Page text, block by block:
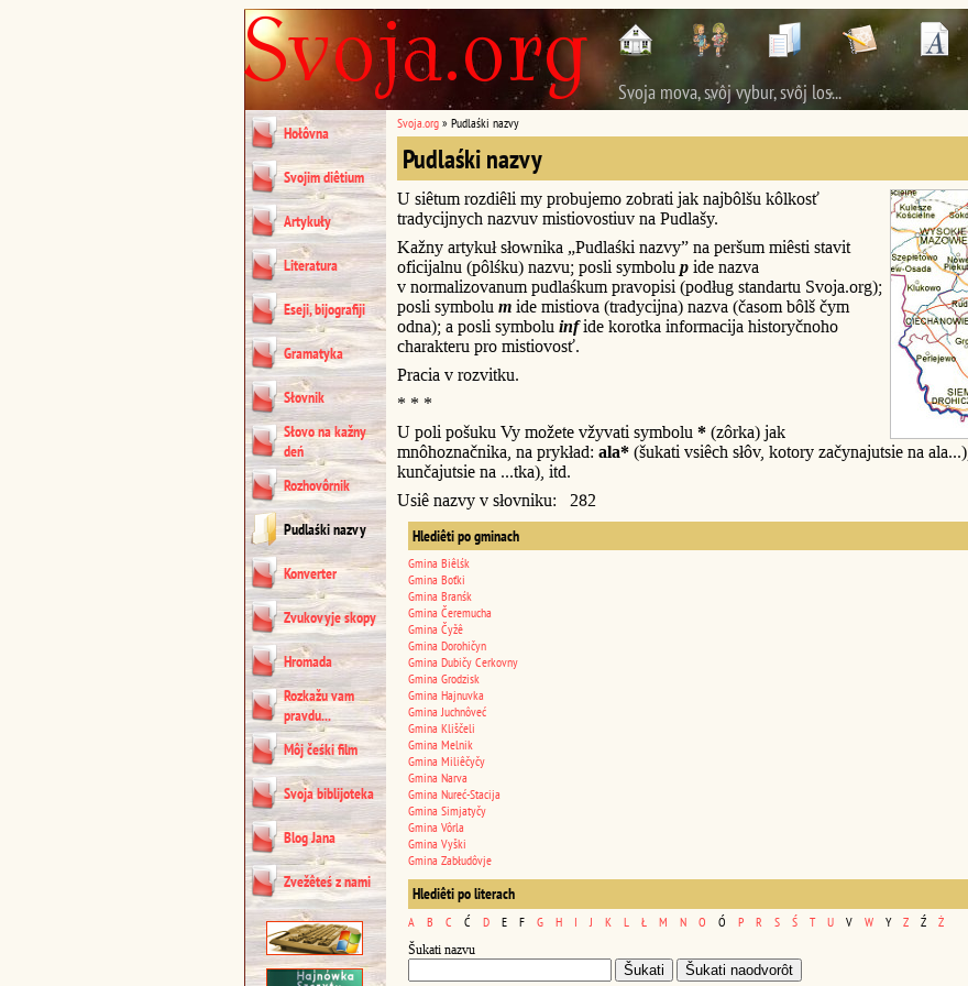
Svoja mova, svôj vybur, svôj los...
Hołôvna
Svojim diêtium
Artykuły
Literatura
Eseji, bijografiji
Gramatyka
Słovnik
Słovo na kažny
deń
Rozhovôrnik
Pudlaśki nazvy
Konverter
Zvukovyje skopy
Hromada
Rozkažu vam
pravdu...
Môj čeśki film
Svoja biblijoteka
Blog Jana
Zvežêteś z nami
Svoja.org » Pudlaśki nazvy
Pudlaśki nazvy
U siêtum rozdiêli my probujemo zobrati jak najbôlšu kôlkosť
tradycijnych nazvuv mistiovostiuv na Pudlašy.
Kažny artykuł słownika „Pudlaśki nazvy” na peršum miêsti stavit
oficijalnu (pôlśku) nazvu; posli symbolu p ide nazva
v normalizovanum pudlaśkum pravopisi (podług standartu Svoja.org);
posli symbolu m ide mistiova (tradycijna) nazva (časom bôlš čym
odna); a posli symbolu infide korotka informacija historyčnoho
charakteru pro mistiovosť.
Pracia v rozvitku.
* * *
U poli pošuku Vy možete vžyvati symbolu * (zôrka) jak
mnôhoznačnika, na prykład: ala* (šukati vsiêch słôv, kotory začynajutsie na ala...),
kunčajutsie na ...tka), itd.
Usiê nazvy v słovniku: 282
Hlediêti po gminach
Gmina Biêlśk
Gmina Boťki
Gmina Branśk
Gmina Čeremucha
Gmina Čyžê
Gmina Dorohičyn
Gmina Dubičy Cerkovny
Gmina Grodzisk
Gmina Hajnuvka
Gmina Juchnôveć
Gmina Kliščeli
Gmina Melnik
Gmina Miliêčyčy
Gmina Narva
Gmina Nureć-Stacija
Gmina Simjatyčy
Gmina Vôrla
Gmina Vyški
Gmina Zabłudôvje
Hlediêti po literach
A B C Ć D E F G H I J K L Ł M N O Ó P R S Ś T U V W Y Z Ź Ż
Šukati nazvu